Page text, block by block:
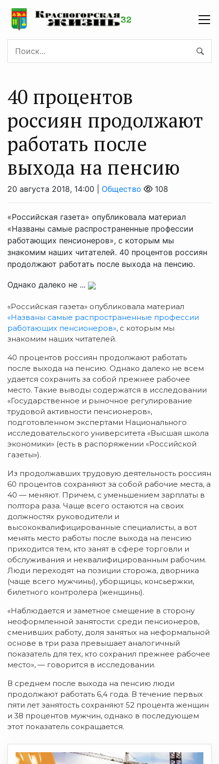
40 процентов
россиян продолжают
работать после
выхода на пенсию
20 августа 2018, 14:00 | Общество 108
«Российская газета» опубликовала материал
«Названы самые распространенные профессии
работающих пенсионеров», с которым мы
знакомим наших читателей. 40 процентов россиян
продолжают работать после выхода на пенсию.
Однако далеко не ...
«Российская газета» опубликовала материал
«Названы самые распространенные профессии
работающих пенсионеров», с которым мы
знакомим наших читателей.
40 процентов россиян продолжают работать
после выхода на пенсию. Однако далеко не всем
удается сохранить за собой прежнее рабочее
место. Такие выводы содержатся в исследовании
«Государственное и рыночное регулирование
трудовой активности пенсионеров»,
подготовленном экспертами Национального
исследовательского университета «Высшая школа
экономики» (есть в распоряжении «Российской
газеты»).
Из продолжавших трудовую деятельность россиян
60 процентов сохраняют за собой рабочие места, а
40 — меняют. Причем, с уменьшением зарплаты в
полтора раза. Чаще всего остаются на своих
должностях руководители и
высококвалифицированные специалисты, а вот
менять место работы после выхода на пенсию
приходится тем, кто занят в сфере торговли и
обслуживания и неквалифицированным рабочим.
Люди переходят на позиции сторожа, дворника
(чаще всего мужчины), уборщицы, консьержки,
билетного контролера (женщины).
«Наблюдается и заметное смещение в сторону
неоформленной занятости: среди пенсионеров,
сменивших работу, доля занятых на неформальной
основе в три раза превышает аналогичный
показатель для тех, кто сохранил прежнее рабочее
место», — говорится в исследовании.
В среднем после выхода на пенсию люди
продолжают работать 6,4 года. В течение первых
пяти лет занятость сохраняют 52 процента женщин
и 38 процентов мужчин, однако в последующем
этот показатель сокращается.